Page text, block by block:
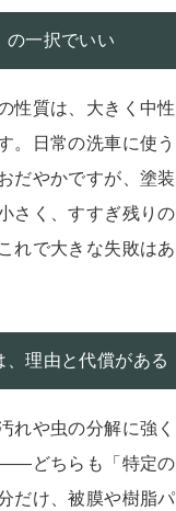
の一択でいい
性質は、大きく中
。日常の洗車に使
だやかですが、塗
さく、すすぎ残りの
れで大きな失敗はあ
、理由と代償がある
れや虫の分解に強
どちらも「特定の
だけ、被膜や樹脂